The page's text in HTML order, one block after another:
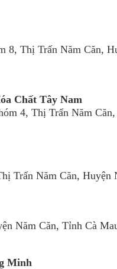
Thị Trấn Năm Căn,
Chất Tây Nam
4, Thị Trấn Năm
Trấn Năm Căn, Huyện
Năm Căn, Tỉnh Cà
Minh